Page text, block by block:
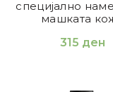
специјално
машката
315 ден